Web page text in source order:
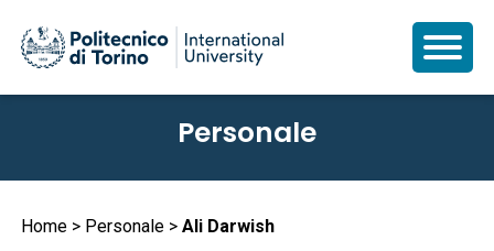
principale
Personale
Briciole
Home Personale Ali Darwish